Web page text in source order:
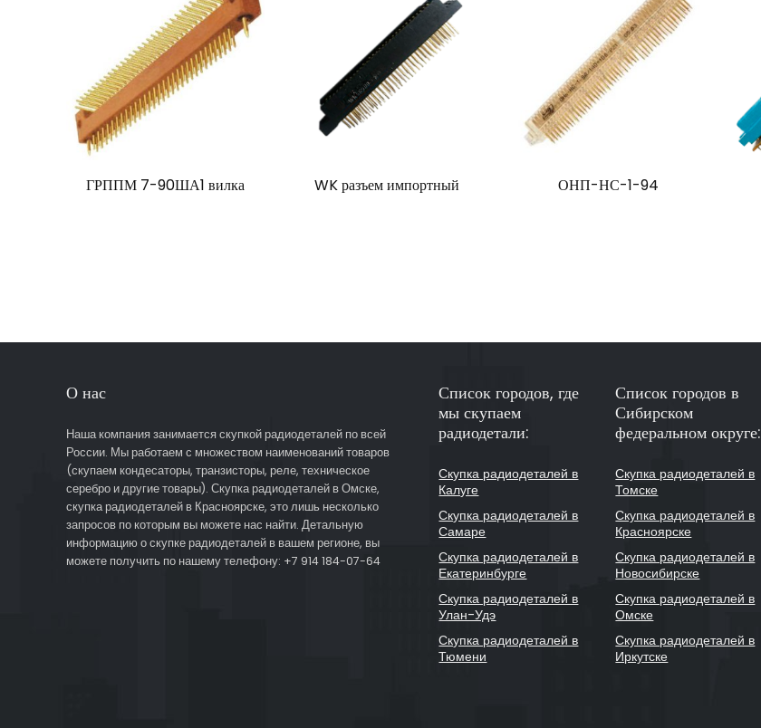
ГРППМ 7-90ША1 вилка WK разъем импортный ОНП-НС-1-94
О нас
Наша компания занимается скупкой радиодеталей по всей
России. Мы работаем с множеством наименований товаров
(скупаем кондесаторы, транзисторы, реле, техническое
серебро и другие товары). Скупка радиодеталей в Омске,
скупка радиодеталей в Красноярске, это лишь несколько
запросов по которым вы можете нас найти. Детальную
информацию о скупке радиодеталей в вашем регионе, вы
можете получить по нашему телефону: +7 914 184-07-64
Список городов, где
мы скупаем
радиодетали:
Скупка радиодеталей в
Калуге
Скупка радиодеталей в
Самаре
Скупка радиодеталей в
Екатеринбурге
Скупка радиодеталей в
Улан-Удэ
Скупка радиодеталей в
Тюмени
Список городов в
Сибирском
федеральном округе:
Скупка радиодеталей в
Томске
Скупка радиодеталей в
Красноярске
Скупка радиодеталей в
Новосибирске
Скупка радиодеталей в
Омске
Скупка радиодеталей в
Иркутске